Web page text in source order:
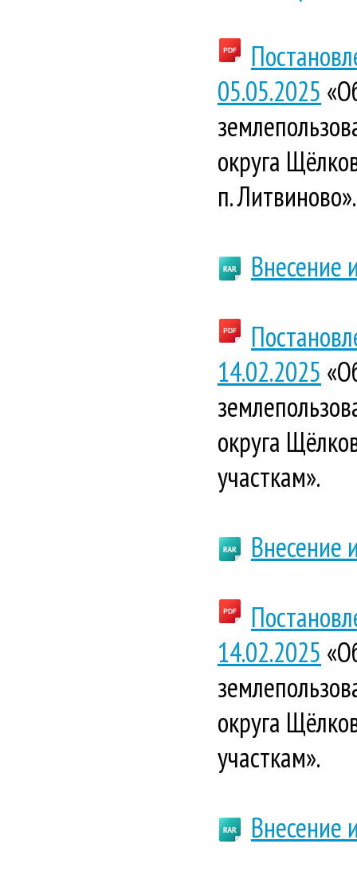
05.05.2025
округа
п. Литвиново».
Внесение
14.02.2025
округа
участкам».
Внесение
14.02.2025
округа
участкам».
Внесение